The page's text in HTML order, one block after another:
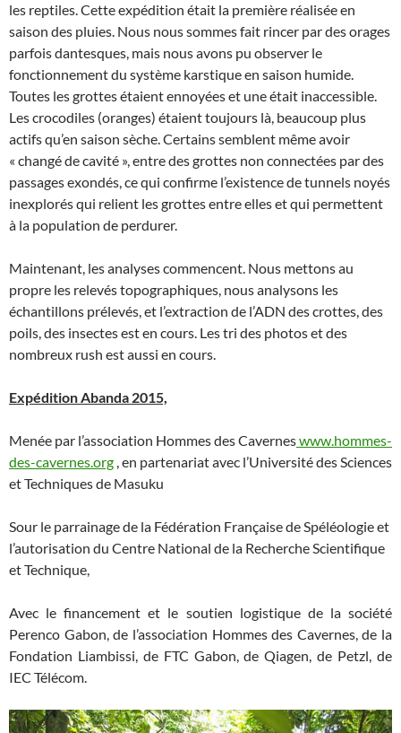
les reptiles. Cette expédition était la première réalisée en
saison des pluies. Nous nous sommes fait rincer par des orages
parfois dantesques, mais nous avons pu observer le
fonctionnement du système karstique en saison humide.
Toutes les grottes étaient ennoyées et une était inaccessible.
Les crocodiles (oranges) étaient toujours là, beaucoup plus
actifs qu’en saison sèche. Certains semblent même avoir
« changé de cavité », entre des grottes non connectées par des
passages exondés, ce qui confirme l’existence de tunnels noyés
inexplorés qui relient les grottes entre elles et qui permettent
à la population de perdurer.
Maintenant, les analyses commencent. Nous mettons au
propre les relevés topographiques, nous analysons les
échantillons prélevés, et l’extraction de l’ADN des crottes, des
poils, des insectes est en cours. Les tri des photos et des
nombreux rush est aussi en cours.
Expédition Abanda 2015,
Menée par l’association Hommes des Caverneswww.hommes-
des-cavernes.org , en partenariat avec l’Université des Sciences
et Techniques de Masuku
Sour le parrainage de la Fédération Française de Spéléologie et
l’autorisation du Centre National de la Recherche Scientifique
et Technique,
Avec le financement et le soutien logistique de la société
Perenco Gabon, de l’association Hommes des Cavernes, de la
Fondation Liambissi, de FTC Gabon, de Qiagen, de Petzl, de
IEC Télécom.